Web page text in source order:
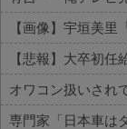
専門家「日本車は